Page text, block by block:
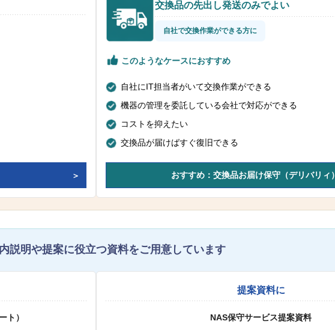
交換品の先出し発送のみでよい
自社で交換作業ができる方に
このようなケースにおすすめ
自社にIT担当者がいて交換作業ができる
機器の管理を委託している会社で対応ができる
コストを抑えたい
交換品が届けばすぐ復旧できる
おすすめ：交換品お届け保守（デリバリィ）
説明や提案に役立つ資料をご用意しています
ト）
提案資料に
NAS保守サービス提案資料